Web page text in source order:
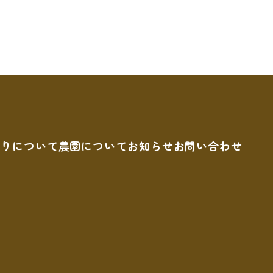
について農園についてお知らせお問い合わせ